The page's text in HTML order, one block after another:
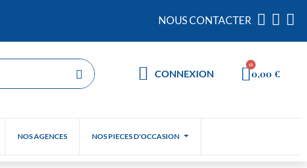
NOUS CONTACTER
CONNEXION 0,00 €
NOS AGENCES NOS PIECES D'OCCASION